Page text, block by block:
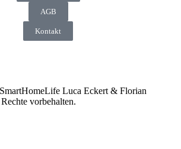
Luca Eckert & Florian
vorbehalten.
AGB
Kontakt